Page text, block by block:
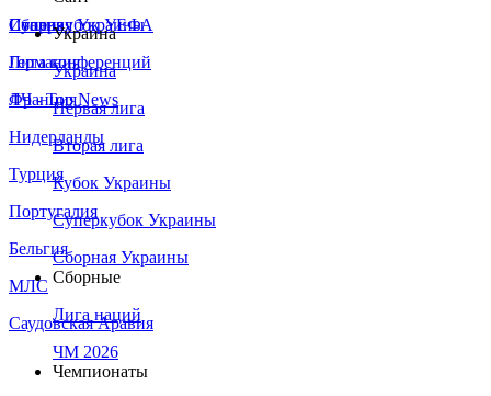
Сборная Украины
Италия
Германия
Франция
Нидерланды
Турция
Португалия
Бельгия
МЛС
Саудовская Аравия
Суперкубок УЕФА
Лига конференций
ЛЧ - Top News
Украина
Украина
Первая лига
Вторая лига
Кубок Украины
Суперкубок Украины
Сборная Украины
Сборные
Лига наций
ЧМ 2026
Чемпионаты